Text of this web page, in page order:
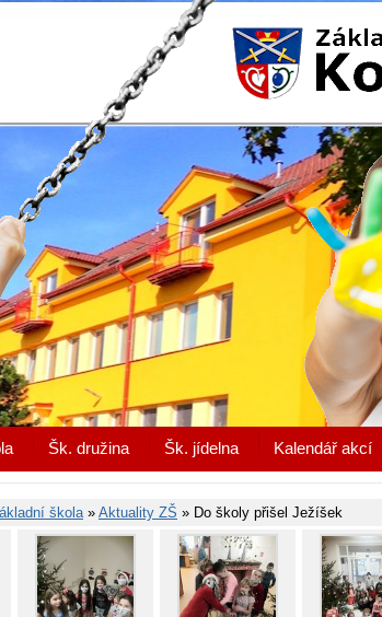
Šk. družina Šk. jídelna Kalendář akcí
škola» Aktuality ZŠ » Do školy přišel Ježíšek